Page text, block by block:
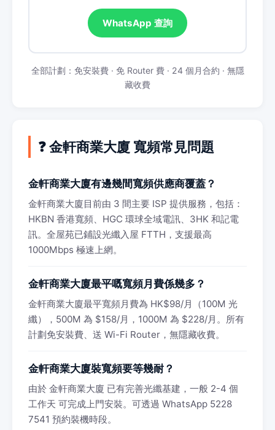
WhatsApp 查詢
全部計劃：免安裝費 · 免 Router 費 · 24 個月合約 · 無隱
藏收費
❓ 金軒商業大廈 寬頻常見問題
金軒商業大廈有邊幾間寬頻供應商覆蓋？
金軒商業大廈目前由 3 間主要 ISP 提供服務，包括：
HKBN 香港寬頻、HGC 環球全域電訊、3HK 和記電
訊。全屋苑已鋪設光纖入屋 FTTH，支援最高
1000Mbps 極速上網。
金軒商業大廈最平嘅寬頻月費係幾多？
金軒商業大廈最平寬頻月費為 HK$98/月（100M 光
纖），500M 為 $158/月，1000M 為 $228/月。所有
計劃免安裝費、送 Wi-Fi Router，無隱藏收費。
金軒商業大廈裝寬頻要等幾耐？
由於 金軒商業大廈 已有完善光纖基建，一般 2-4 個
工作天 可完成上門安裝。可透過 WhatsApp 5228
7541 預約裝機時段。